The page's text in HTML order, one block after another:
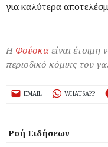
για καλύτερα
Η Φούσκα είναι
περιοδικό κόμικς του
EMAIL WHATSAPP
Ροή Ειδήσεων